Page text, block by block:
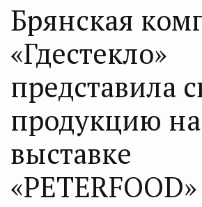
Брянская
«Гдестекло»
представила
продукцию на
выставке
«PETERFOOD»